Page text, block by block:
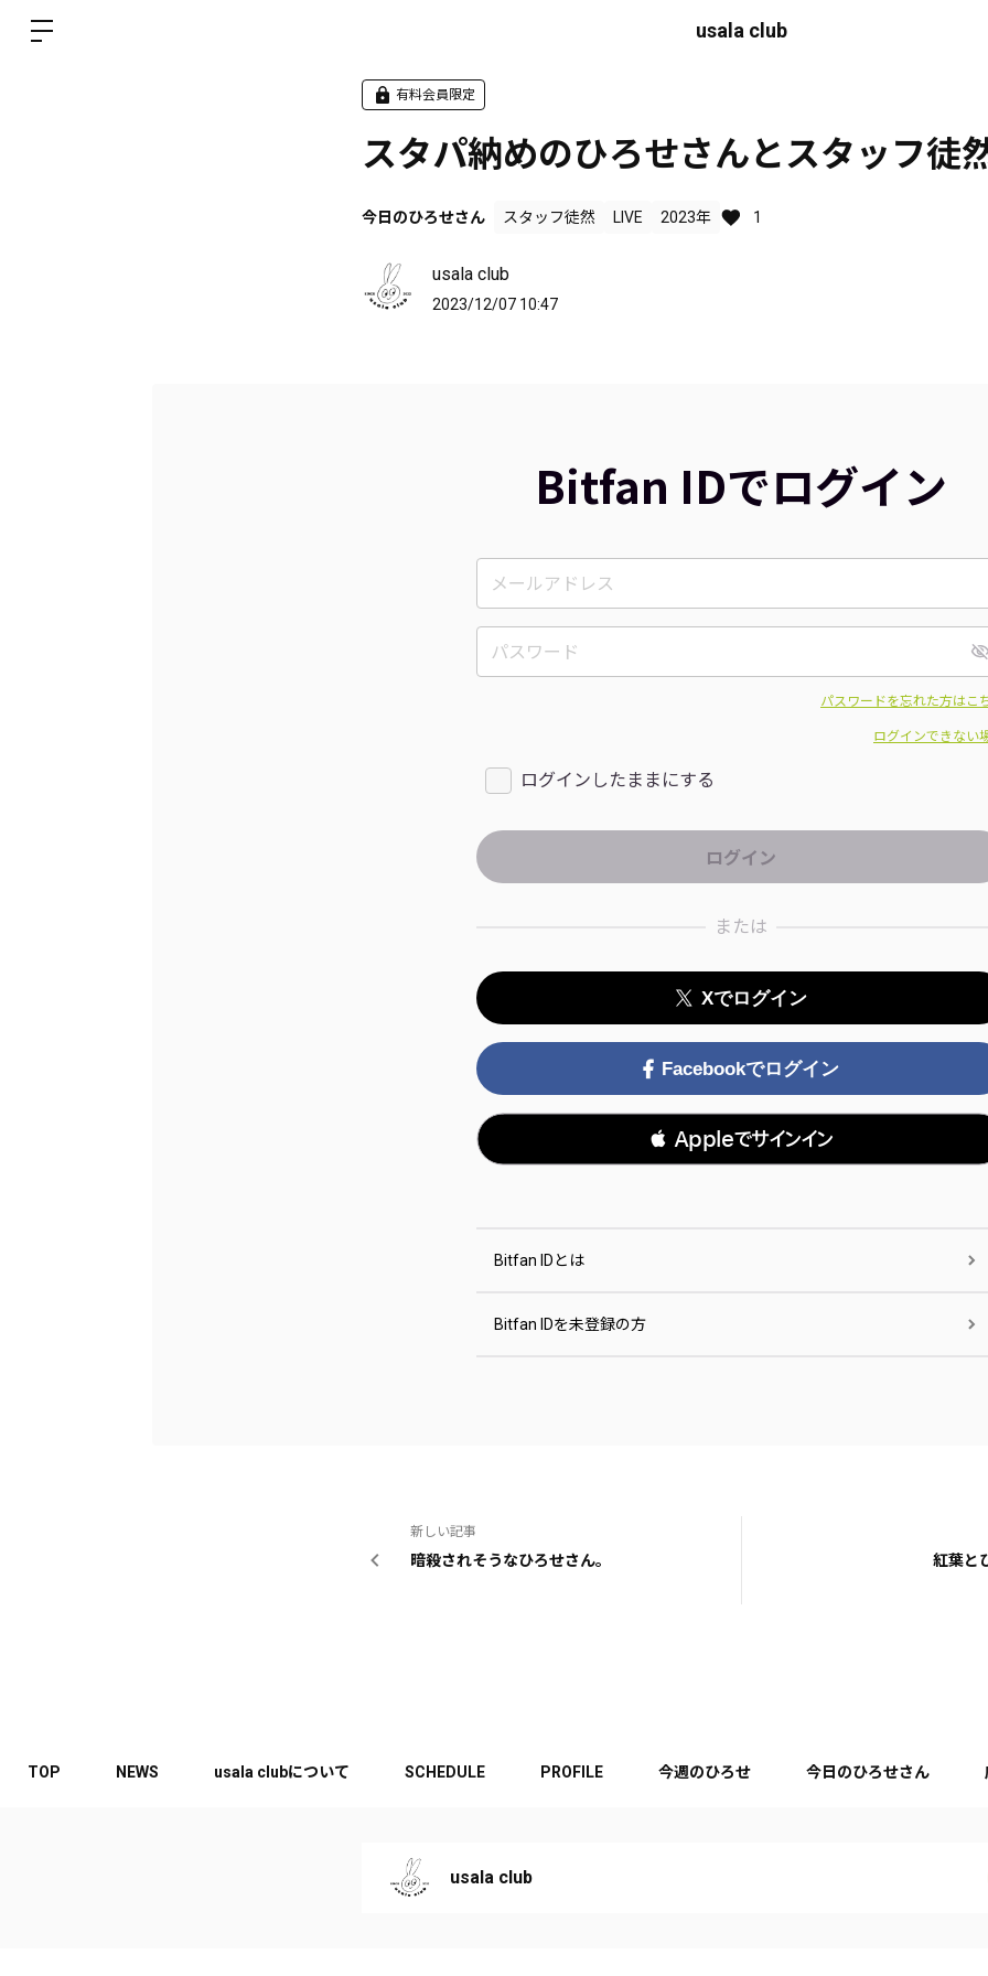
usala club
有料会員限定
スタパ納めのひろせさんとスタッフ徒然
今日のひろせさん スタッフ徒然 LIVE 2023年 1
usala club
2023/12/07 10:47
Bitfan IDでログイン
パスワードを忘れた方はこ
ログインできない
ログインしたままにする
または
Xでログイン
Facebookでログイン
 Appleでサインイン
Bitfan IDとは
Bitfan IDを未登録の方
新しい記事
暗殺されそうなひろせさん。 紅葉と
TOP NEWS usala clubについて SCHEDULE PROFILE 今週のひろせ 今日のひろせさん
usala club